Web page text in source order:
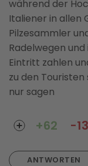
während der
Italiener in allen
Pilzesammler
Radelwegen
Eintritt zahlen
zu den Touristen
nur sagen
ANTWORTEN
+62 -13